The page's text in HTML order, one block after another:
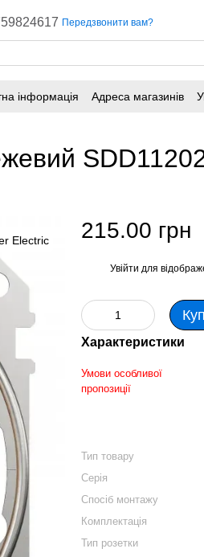
Передзвонити вам?
інформація Адреса магазинів
215.00 грн
Увійти для
Характеристики
Умови особливої
пропозиції
Тип товару
Серія
Спосіб монтажу
Комплектація
Тип розетки